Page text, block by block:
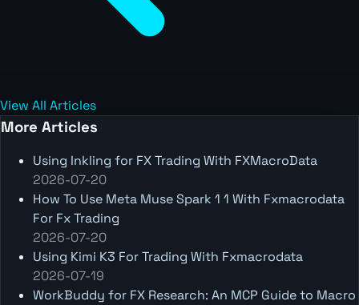
View All Articles
More Articles
Using Inkling for FX Trading With FXMacroData
2026-07-20
How To Use Meta Muse Spark 1 1 With Fxmacrodata
For Fx Trading
2026-07-20
Using Kimi K3 For Trading With Fxmacrodata
2026-07-19
WorkBuddy for FX Research: An MCP Guide to Macro